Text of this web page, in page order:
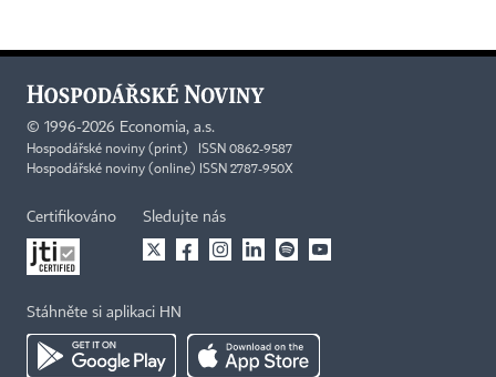
© 1996-2026 Economia, a.s.
Hospodářské noviny (print) ISSN 0862-9587
Hospodářské noviny (online) ISSN 2787-950X
Certifikováno Sledujte nás
Stáhněte si aplikaci HN